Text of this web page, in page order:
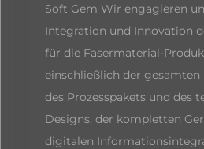
Soft Gem Wir engagieren
Integration und Innovation
für die Fasermaterial-
einschließlich der
des Prozesspakets und des
Designs, der kompletten
digitalen